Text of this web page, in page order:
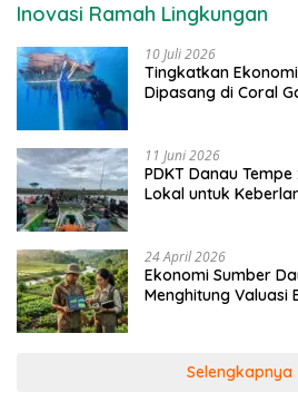
Inovasi Ramah Lingkungan
10 Juli 2026
Tingkatkan
Dipasang di Coral
11 Juni 2026
PDKT Danau
Lokal untuk
24 April 2026
Ekonomi Sumber
Menghitung Valuasi
Selengkapnya